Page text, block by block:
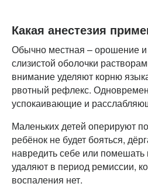
Какая анестезия
Обычно местная – орошение
слизистой оболочки
внимание уделяют корню
рвотный рефлекс.
успокаивающие и
Маленьких детей оперируют
ребёнок не будет бояться,
навредить себе или
удаляют в период ремиссии,
воспаления нет.